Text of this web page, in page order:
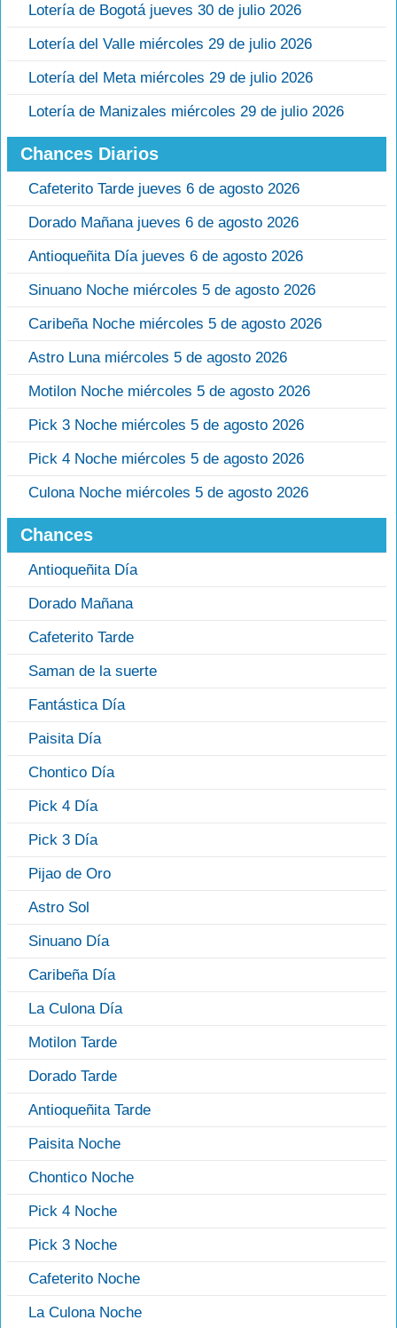
Lotería de Bogotá jueves 30 de julio 2026
Lotería del Valle miércoles 29 de julio 2026
Lotería del Meta miércoles 29 de julio 2026
Lotería de Manizales miércoles 29 de julio 2026
Chances Diarios
Cafeterito Tarde jueves 6 de agosto 2026
Dorado Mañana jueves 6 de agosto 2026
Antioqueñita Día jueves 6 de agosto 2026
Sinuano Noche miércoles 5 de agosto 2026
Caribeña Noche miércoles 5 de agosto 2026
Astro Luna miércoles 5 de agosto 2026
Motilon Noche miércoles 5 de agosto 2026
Pick 3 Noche miércoles 5 de agosto 2026
Pick 4 Noche miércoles 5 de agosto 2026
Culona Noche miércoles 5 de agosto 2026
Chances
Antioqueñita Día
Dorado Mañana
Cafeterito Tarde
Saman de la suerte
Fantástica Día
Paisita Día
Chontico Día
Pick 4 Día
Pick 3 Día
Pijao de Oro
Astro Sol
Sinuano Día
Caribeña Día
La Culona Día
Motilon Tarde
Dorado Tarde
Antioqueñita Tarde
Paisita Noche
Chontico Noche
Pick 4 Noche
Pick 3 Noche
Cafeterito Noche
La Culona Noche